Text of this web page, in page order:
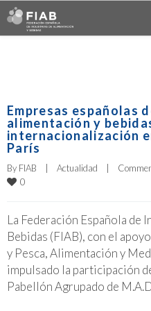
Empresas españolas
alimentación y
internacionalización
París
By FIAB Actualidad
0
La Federación Española de
Bebidas (FIAB), con el
y Pesca, Alimentación y
impulsado la participación
Pabellón Agrupado de